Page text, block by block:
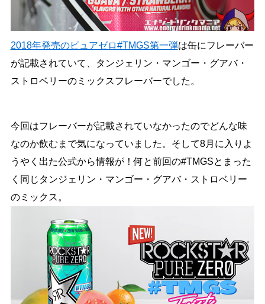
2018年発売のピュアゼロ#TMGS第一弾は缶にフレーバー
が記載されていて、タンジェリン・マンゴー・グアバ・
ストロベリーのミックスフレーバーでした。
今回はフレーバーが記載されていなかったのでどんな味
なのか飲むまで気になっていました。そして8月に入りよ
うやく出た公式から情報が！何と前回の#TMGSとまった
く同じタンジェリン・マンゴー・グアバ・ストロベリー
のミックス。